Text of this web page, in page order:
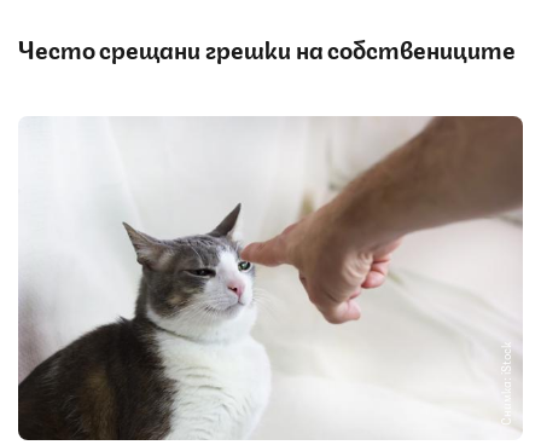
Често срещани грешки на собствениците
Снимка: iStock